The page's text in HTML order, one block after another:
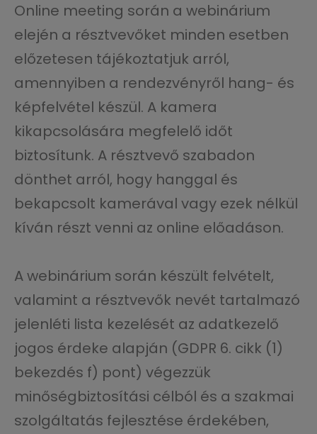
Online meeting során a webinárium
elején a résztvevőket minden esetben
előzetesen tájékoztatjuk arról,
amennyiben a rendezvényről hang- és
képfelvétel készül. A kamera
kikapcsolására megfelelő időt
biztosítunk. A résztvevő szabadon
dönthet arról, hogy hanggal és
bekapcsolt kamerával vagy ezek nélkül
kíván részt venni az online előadáson.
A webinárium során készült felvételt,
valamint a résztvevők nevét tartalmazó
jelenléti lista kezelését az adatkezelő
jogos érdeke alapján (GDPR 6. cikk (1)
bekezdés f) pont) végezzük
minőségbiztosítási célból és a szakmai
szolgáltatás fejlesztése érdekében,